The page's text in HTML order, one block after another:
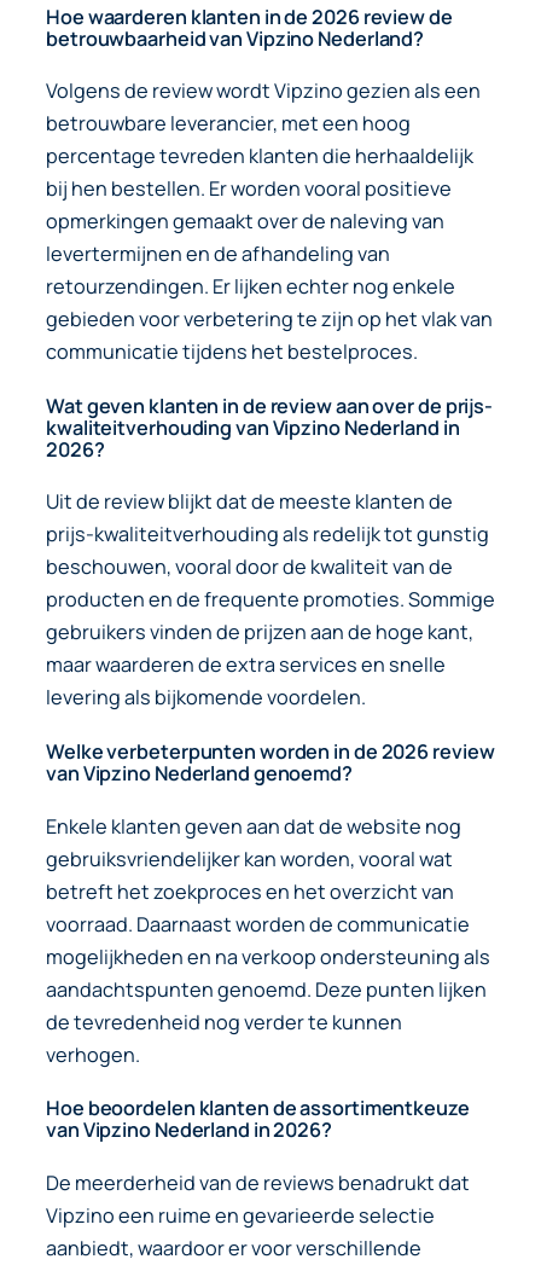
Hoe waarderen klanten in de 2026 review de
betrouwbaarheid van Vipzino Nederland?
Volgens de review wordt Vipzino gezien als een
betrouwbare leverancier, met een hoog
percentage tevreden klanten die herhaaldelijk
bij hen bestellen. Er worden vooral positieve
opmerkingen gemaakt over de naleving van
levertermijnen en de afhandeling van
retourzendingen. Er lijken echter nog enkele
gebieden voor verbetering te zijn op het vlak van
communicatie tijdens het bestelproces.
Wat geven klanten in de review aan over de prijs-
kwaliteitverhouding van Vipzino Nederland in
2026?
Uit de review blijkt dat de meeste klanten de
prijs-kwaliteitverhouding als redelijk tot gunstig
beschouwen, vooral door de kwaliteit van de
producten en de frequente promoties. Sommige
gebruikers vinden de prijzen aan de hoge kant,
maar waarderen de extra services en snelle
levering als bijkomende voordelen.
Welke verbeterpunten worden in de 2026 review
van Vipzino Nederland genoemd?
Enkele klanten geven aan dat de website nog
gebruiksvriendelijker kan worden, vooral wat
betreft het zoekproces en het overzicht van
voorraad. Daarnaast worden de communicatie
mogelijkheden en na verkoop ondersteuning als
aandachtspunten genoemd. Deze punten lijken
de tevredenheid nog verder te kunnen
verhogen.
Hoe beoordelen klanten de assortimentkeuze
van Vipzino Nederland in 2026?
De meerderheid van de reviews benadrukt dat
Vipzino een ruime en gevarieerde selectie
aanbiedt, waardoor er voor verschillende